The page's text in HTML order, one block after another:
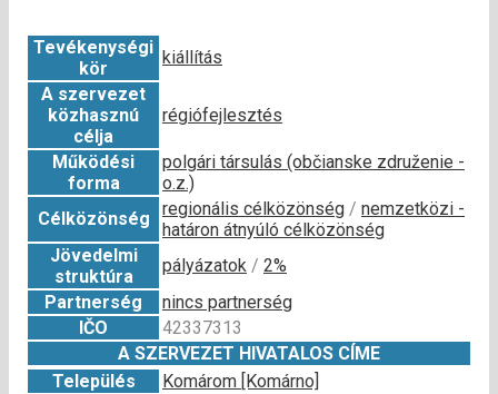
Tevékenységi
kör
kiállítás
A szervezet
közhasznú
célja
régiófejlesztés
Működési
forma
polgári társulás (občianske združenie -
o.z.)
Célközönség
regionális célközönség / nemzetközi -
határon átnyúló célközönség
Jövedelmi
struktúra
pályázatok / 2%
Partnerség
nincs partnerség
IČO
42337313
A SZERVEZET HIVATALOS CÍME
Település
Komárom [Komárno]